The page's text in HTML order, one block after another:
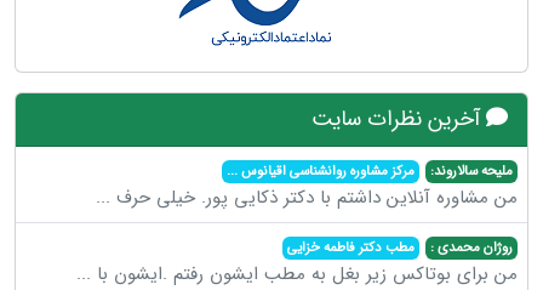
آخرین نظرات سایت
ملیحه سالاروند: مرکز مشاوره روانشناسی اقیانوس...
من مشاوره آنلاین داشتم با دکتر ذکایی پور. خیلی حرف ...
روژان محمدی : مطب دکتر فاطمه خزایی
من برای بوتاکس زیر بغل به مطب ایشون رفتم .ایشون با ...